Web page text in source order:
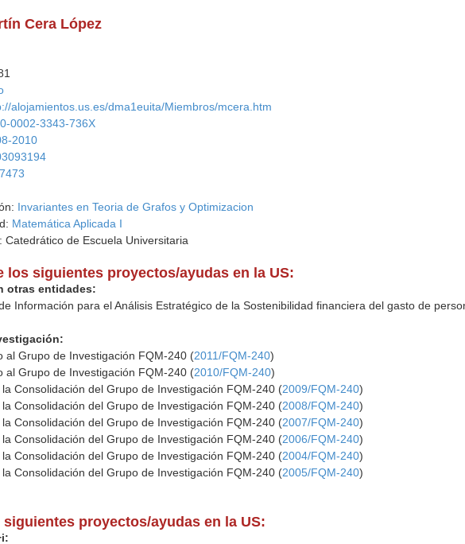
Cera López
alojamientos.us.es/dma1euita/Miembros/mcera.htm
0002-3343-736X
2010
Invariantes en Teoria de Grafos y Optimizacion
Matemática Aplicada I
Catedrático de Escuela Universitaria
los siguientes proyectos/ayudas en la US:
otras entidades:
Información para el Análisis Estratégico de la Sostenibilidad financiera del gasto de
al Grupo de Investigación FQM-240 (2011/FQM-240)
al Grupo de Investigación FQM-240 (2010/FQM-240)
Consolidación del Grupo de Investigación FQM-240 (2009/FQM-240)
Consolidación del Grupo de Investigación FQM-240 (2008/FQM-240)
Consolidación del Grupo de Investigación FQM-240 (2007/FQM-240)
Consolidación del Grupo de Investigación FQM-240 (2006/FQM-240)
Consolidación del Grupo de Investigación FQM-240 (2004/FQM-240)
Consolidación del Grupo de Investigación FQM-240 (2005/FQM-240)
proyectos/ayudas en la US: